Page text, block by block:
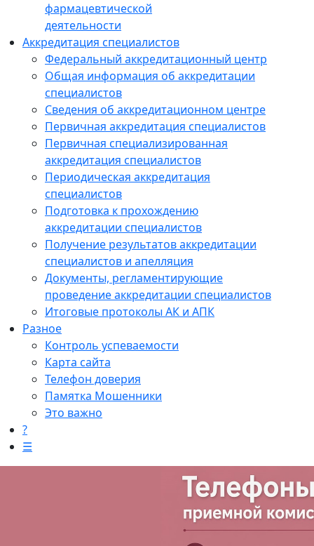
фармацевтической
деятельности
Аккредитация специалистов
Федеральный аккредитационный центр
Общая информация об аккредитации
специалистов
Сведения об аккредитационном центре
Первичная аккредитация специалистов
Первичная специализированная
аккредитация специалистов
Периодическая аккредитация
специалистов
Подготовка к прохождению
аккредитации специалистов
Получение результатов аккредитации
специалистов и апелляция
Документы, регламентирующие
проведение аккредитации специалистов
Итоговые протоколы АК и АПК
Разное
Контроль успеваемости
Карта сайта
Телефон доверия
Памятка Мошенники
Это важно
?
☰